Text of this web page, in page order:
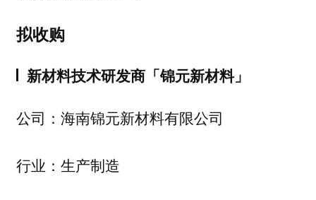
拟收购
新材料技术研发商「锦元新材料」
公司：海南锦元新材料有限公司
行业：生产制造